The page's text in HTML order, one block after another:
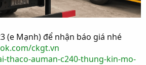
(e Mạnh) để nhận báo giá nhé
ckgt.vn
thaco-auman-c240-thung-kin-mo-